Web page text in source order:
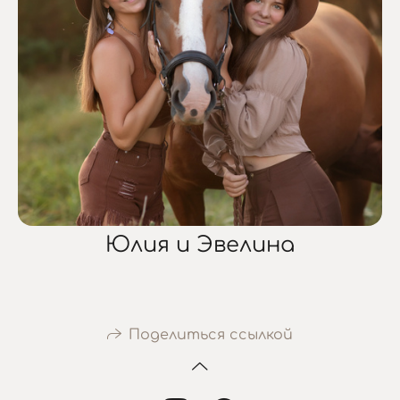
Юлия и Эвелина
Поделиться ссылкой